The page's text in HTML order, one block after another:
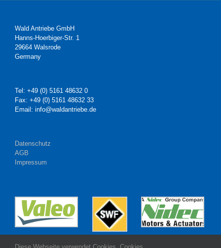
Wald Antriebe GmbH
Hanns-Hoerbiger-Str. 1
29664 Walsrode
Germany
Tel: +49 (0) 5161 48632 0
Fax: +49 (0) 5161 48632 33
Email: info@waldantriebe.de
Datenschutz
AGB
Impressum